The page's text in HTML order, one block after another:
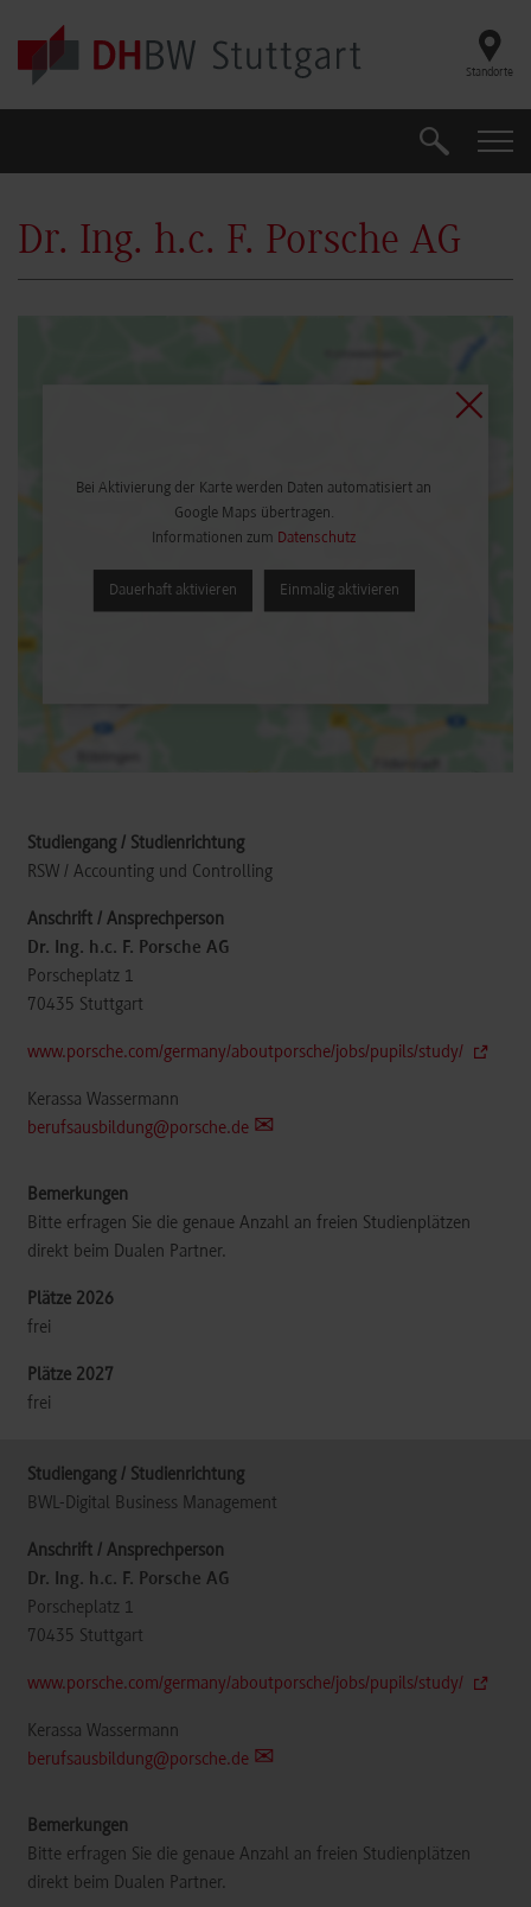
Skip to main content
Standorte
Suche
Dr. Ing. h.c. F. Porsche AG
Bei Aktivierung der Karte werden Daten automatisiert an
Google Maps übertragen.
Informationen zum Datenschutz
Dauerhaft aktivieren Einmalig aktivieren
RSW / Accounting und Controlling
Dr. Ing. h.c. F. Porsche AG
Porscheplatz 1
70435 Stuttgart
www.porsche.com/germany/aboutporsche/jobs/pupils/study/
Kerassa Wassermann
berufsausbildung@porsche.de
Bitte erfragen Sie die genaue Anzahl an freien Studienplätzen
direkt beim Dualen Partner.
frei
frei
BWL-Digital Business Management
Dr. Ing. h.c. F. Porsche AG
Porscheplatz 1
70435 Stuttgart
www.porsche.com/germany/aboutporsche/jobs/pupils/study/
Kerassa Wassermann
berufsausbildung@porsche.de
Bitte erfragen Sie die genaue Anzahl an freien Studienplätzen
direkt beim Dualen Partner.